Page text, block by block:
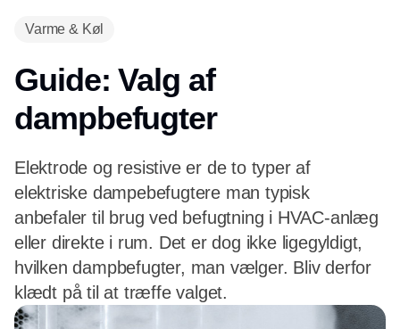
Varme & Køl
Guide: Valg af
dampbefugter
Elektrode og resistive er de to typer af
elektriske dampebefugtere man typisk
anbefaler til brug ved befugtning i HVAC-anlæg
eller direkte i rum. Det er dog ikke ligegyldigt,
hvilken dampbefugter, man vælger. Bliv derfor
klædt på til at træffe valget.